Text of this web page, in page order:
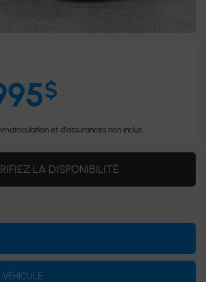
$
et d'assurances non inclus.
LA DISPONIBILITÉ
VÉHICULE